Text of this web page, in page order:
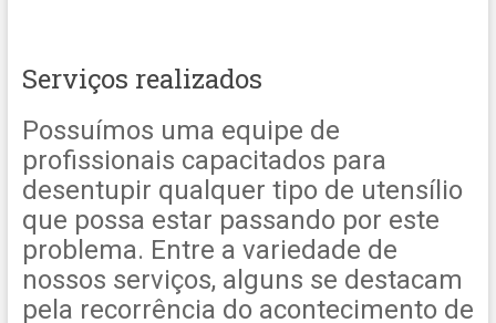
Serviços realizados
Possuímos uma equipe de
profissionais capacitados para
desentupir qualquer tipo de utensílio
que possa estar passando por este
problema. Entre a variedade de
nossos serviços, alguns se destacam
pela recorrência do acontecimento de